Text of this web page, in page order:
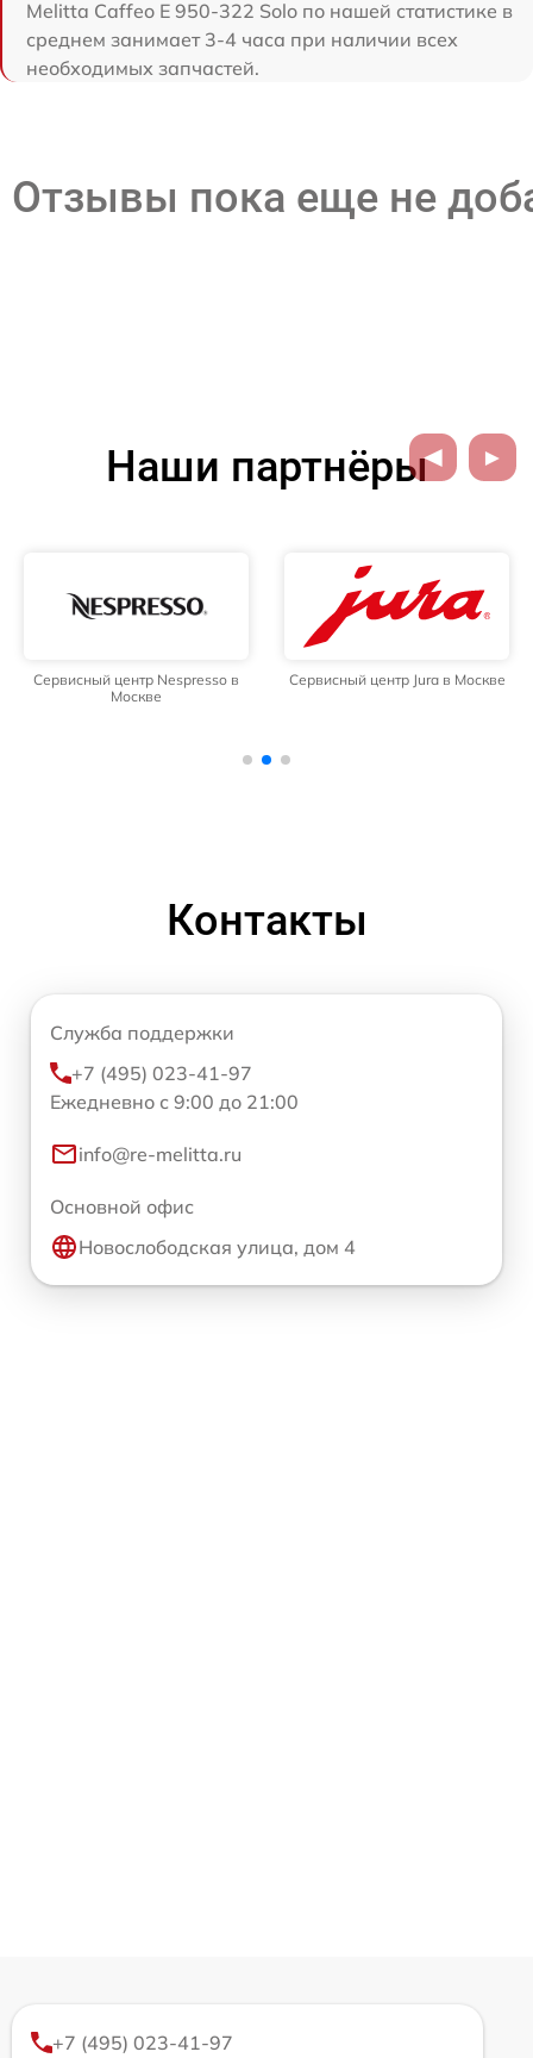
Melitta Caffeo E 950-322 Solo по нашей статистике в
среднем занимает 3-4 часа при наличии всех
необходимых запчастей.
Отзывы пока еще не
Наши партнёры
Сервисный центр Nespresso в
Москве
Сервисный центр Jura в Москве
Контакты
Служба поддержки
+7 (495) 023-41-97
Ежедневно с 9:00 до 21:00
info@re-melitta.ru
Основной офис
Новослободская улица, дом 4
+7 (495) 023-41-97